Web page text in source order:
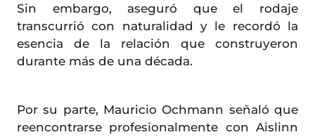
Sin embargo, aseguró que el rodaje
transcurrió con naturalidad y le recordó la
esencia de la relación que construyeron
durante más de una década.
Por su parte, Mauricio Ochmann señaló que
reencontrarse profesionalmente con Aislinn